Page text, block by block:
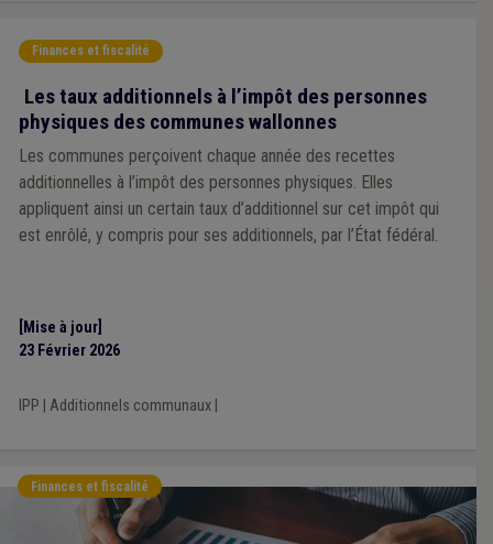
Finances et fiscalité
Les taux additionnels à l’impôt des personnes
physiques des communes wallonnes
Les communes perçoivent chaque année des recettes
additionnelles à l’impôt des personnes physiques. Elles
appliquent ainsi un certain taux d’additionnel sur cet impôt qui
est enrôlé, y compris pour ses additionnels, par l’État fédéral.
[Mise à jour]
23 Février 2026
IPP Additionnels communaux|
Finances et fiscalité